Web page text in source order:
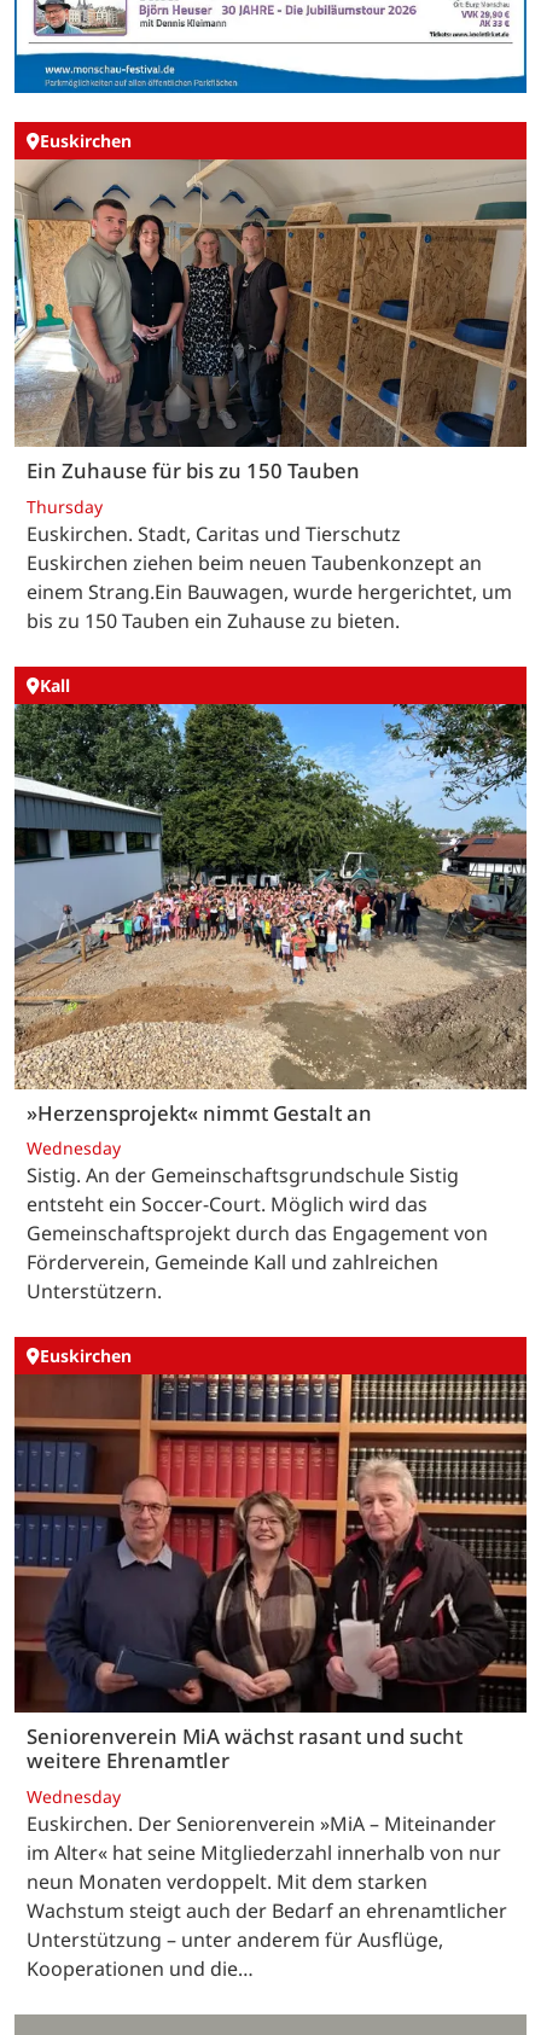
Euskirchen
Ein Zuhause für bis zu 150 Tauben
Thursday
Euskirchen. Stadt, Caritas und Tierschutz
Euskirchen ziehen beim neuen Taubenkonzept an
einem Strang.Ein Bauwagen, wurde hergerichtet, um
bis zu 150 Tauben ein Zuhause zu bieten.
Kall
»Herzensprojekt« nimmt Gestalt an
Wednesday
Sistig. An der Gemeinschaftsgrundschule Sistig
entsteht ein Soccer-Court. Möglich wird das
Gemeinschaftsprojekt durch das Engagement von
Förderverein, Gemeinde Kall und zahlreichen
Unterstützern.
Euskirchen
Seniorenverein MiA wächst rasant und sucht
weitere Ehrenamtler
Wednesday
Euskirchen. Der Seniorenverein »MiA – Miteinander
im Alter« hat seine Mitgliederzahl innerhalb von nur
neun Monaten verdoppelt. Mit dem starken
Wachstum steigt auch der Bedarf an ehrenamtlicher
Unterstützung – unter anderem für Ausflüge,
Kooperationen und die…